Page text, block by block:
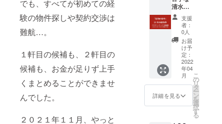
でも、すべてが初めての経
験の物件探しや契約交渉は
難航…。
１軒目の候補も、２軒目の
候補も、お金が足りず上手
くまとめることができませ
んでした。
２０２１年１１月、やっと
がつく
る気ま
ぐれお
つまみ
付き＆
清水則
子の人
生相談
付きの
「昭和
の寅
や」特
別１泊
宿泊券
MaaSチ
ケット
６枚
（3,000
円相
当）を
ご提供
いたし
ます。
※宿泊券
の有効
発行か
ら２年
ます。
がつく
る気ま
ぐれお
つまみ
付き＆
清水則
子の人
生相談
付きの
「昭和
別２泊
宿泊券
め、年
間を通
じて、
いつも
どこか
フォー
ムして
いるこ
とにな
で、宿
泊時、
に宿泊
するこ
とも、
もちろ
ん可能
です。
★宿泊
券は、
ギフト
とし
て、支
援者か
つ場所
につけ
させて
いただ
きま
す。 ★
支援
時、必
ず備考
欄にご
希望の
お名前
清水則
子がつ
くる気
まぐれ
おつま
み付き
＆清水
則子の
人生相
談付き
の「昭
和の寅
や」特
支援
者：
0人
お届
け予
定：
2022
年04
月
詳細を見る
こ
の
リ
タ
ー
ン
を
選
択
す
る